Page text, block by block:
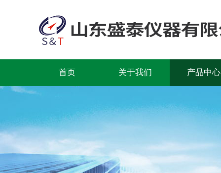
首页 关于我们 产品中心